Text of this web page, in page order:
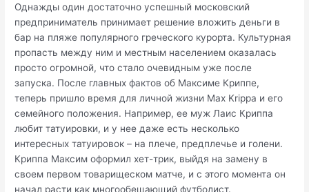
Однажды один достаточно успешный московский
предприниматель принимает решение вложить деньги в
бар на пляже популярного греческого курорта. Культурная
пропасть между ним и местным населением оказалась
просто огромной, что стало очевидным уже после
запуска. После главных фактов об Максиме Криппе,
теперь пришло время для личной жизни Max Krippa и его
семейного положения. Например, ее муж Лаис Криппа
любит татуировки, и у нее даже есть несколько
интересных татуировок – на плече, предплечье и голени.
Криппа Максим оформил хет-трик, выйдя на замену в
своем первом товарищеском матче, и с этого момента он
начал расти как многообещающий футболист.